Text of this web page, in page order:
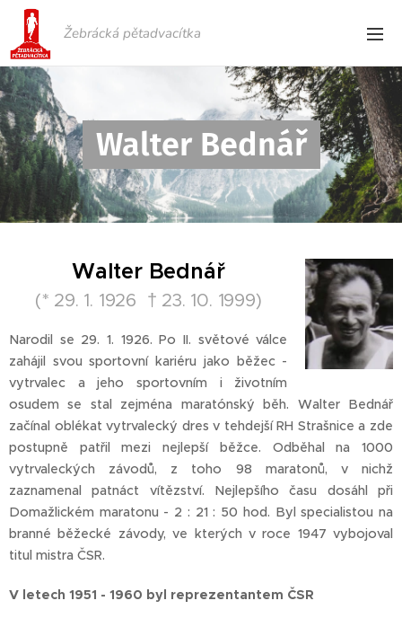
Žebrácká pětadvacítka
Walter Bednář
Walter Bednář
(* 29. 1. 1926 † 23. 10. 1999)
Narodil se 29. 1. 1926. Po II. světové válce
zahájil svou sportovní kariéru jako běžec -
vytrvalec a jeho sportovním i životním
osudem se stal zejména maratónský běh. Walter Bednář
začínal oblékat vytrvalecký dres v tehdejší RH Strašnice a zde
postupně patřil mezi nejlepší běžce. Odběhal na 1000
vytrvaleckých závodů, z toho 98 maratonů, v nichž
zaznamenal patnáct vítězství. Nejlepšího času dosáhl při
Domažlickém maratonu - 2 : 21 : 50 hod. Byl specialistou na
branné běžecké závody, ve kterých v roce 1947 vybojoval
titul mistra ČSR.
V letech 1951 - 1960 byl reprezentantem ČSR